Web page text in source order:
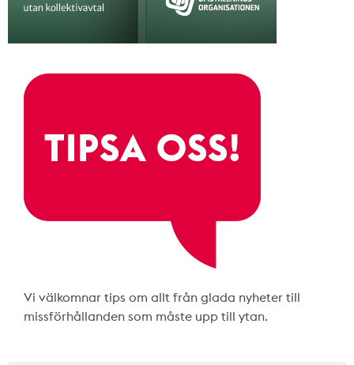
Vi välkomnar tips om allt från glada nyheter till
missförhållanden som måste upp till ytan.